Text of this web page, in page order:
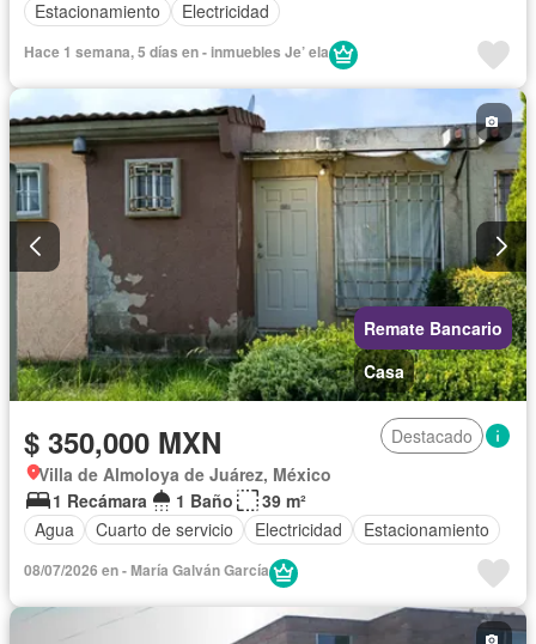
Estacionamiento Electricidad
Hace 1 semana, 5 días en - inmuebles Je’ ela
Remate Bancario
Casa
$ 350,000 MXN
Destacado
Villa de Almoloya de Juárez, México
1 Recámara
1 Baño
39 m²
Agua
Cuarto de servicio Electricidad Estacionamiento
08/07/2026 en - María Galván García